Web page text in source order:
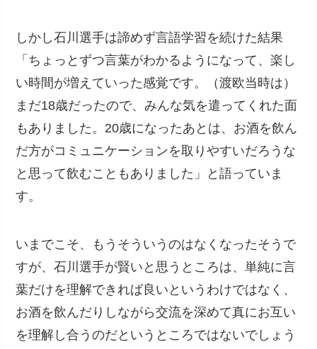
しかし石川選手は諦めず言語学習を続けた結果
「ちょっとずつ言葉がわかるようになって、楽し
い時間が増えていった感覚です。（渡欧当時は）
まだ18歳だったので、みんな気を遣ってくれた面
もありました。20歳になったあとは、お酒を飲ん
だ方がコミュニケーションを取りやすいだろうな
と思って飲むこともありました」と語っていま
す。
いまでこそ、もうそういうのはなくなったそうで
すが、石川選手が賢いと思うところは、単純に言
葉だけを理解できれば良いというわけではなく、
お酒を飲んだりしながら交流を深めて真にお互い
を理解し合うのだというところではないでしょう